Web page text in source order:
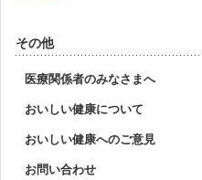
その他
医療関係者のみなさまへ
おいしい健康について
おいしい健康へのご意見
お問い合わせ